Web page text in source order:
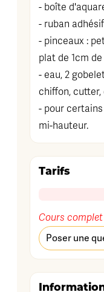
- boîte
- ruban
- pinceaux :
plat de 1cm
- eau, 2
chiffon, cutter,
- pour
mi-hauteur.
Tarifs
Cours
Poser une